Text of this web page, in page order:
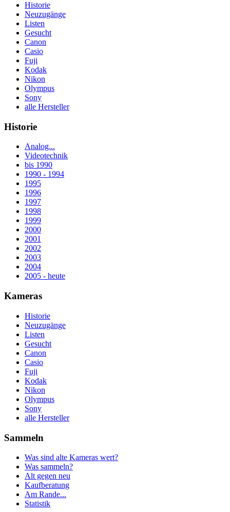
Historie
Neuzugänge
Listen
Gesucht
Canon
Casio
Fuji
Kodak
Nikon
Olympus
Sony
alle Hersteller
Historie
Analog...
Videotechnik
bis 1990
1990 - 1994
1995
1996
1997
1998
1999
2000
2001
2002
2003
2004
2005 - heute
Kameras
Historie
Neuzugänge
Listen
Gesucht
Canon
Casio
Fuji
Kodak
Nikon
Olympus
Sony
alle Hersteller
Sammeln
Was sind alte Kameras wert?
Was sammeln?
Alt gegen neu
Kaufberatung
Am Rande...
Statistik